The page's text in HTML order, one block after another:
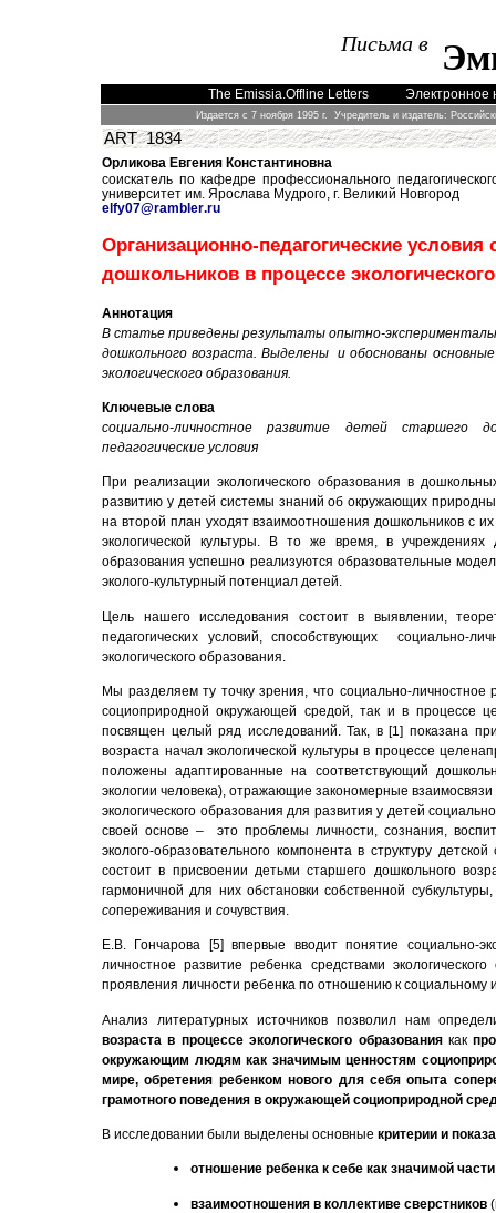
Письма в
The Emissia.Offline Letters Электронное
Издается с 7 ноября 1995 г. Учредитель и издатель:
ART 1834
Орликова Евгения Константиновна
cоискатель по кафедре профессионального
университет им. Ярослава Мудрого, г. Великий Новгород
elfy07@rambler.ru
Организационно-педагогические
дошкольников в процессе
Аннотация
В статье приведены результаты опытно-
дошкольного возраста. Выделены и обоснованы
экологического образования.
Ключевые слова
социально-личностное развитие детей старшего
педагогические условия
При реализации экологического образования в
развитию у детей системы знаний об окружающих
на второй план уходят взаимоотношения дошкольников с
экологической культуры. В то же время, в учреждениях
образования успешно реализуются образовательные
эколого-культурный потенциал детей.
Цель нашего исследования состоит в выявлении,
педагогических условий, способствующих социально-
экологического образования.
Мы разделяем ту точку зрения, что социально-личностное
социоприродной окружающей средой, так и в процессе
посвящен целый ряд исследований. Так, в [1] показана
возраста начал экологической культуры в процессе
положены адаптированные на соответствующий
экологии человека), отражающие закономерные
экологического образования для развития у детей
своей основе – это проблемы личности, сознания,
эколого-образовательного компонента в структуру
состоит в присвоении детьми старшего дошкольного
гармоничной для них обстановки собственной
сопереживания и сочувствия.
Е.В. Гончарова [5] впервые вводит понятие социально-
личностное развитие ребенка средствами
проявления личности ребенка по отношению к социальному
Анализ литературных источников позволил нам
возраста в процессе экологического образованиякак
окружающим людям как значимым ценностям
мире, обретения ребенком нового для себя опыта
грамотного поведения в окружающей социоприродной
В исследовании были выделены основные критерии и
отношение ребенка к себе как значимой
взаимоотношения в коллективе сверстников